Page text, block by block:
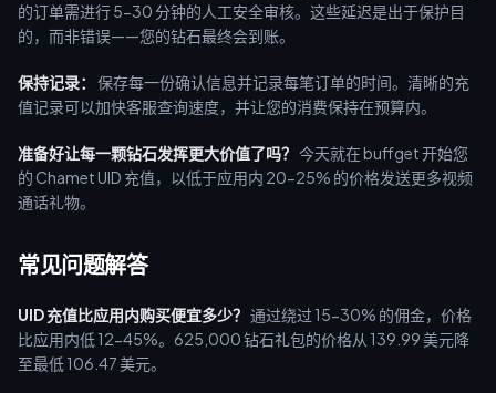
的订单需进行 5-30 分钟的人工安全审核。这些延迟是出于保护目
的，而非错误——您的钻石最终会到账。
保持记录：
保存每一份确认信息并记录每笔订单的时间。清晰的充
值记录可以加快客服查询速度，并让您的消费保持在预算内。
准备好让每一颗钻石发挥更大价值了吗？ 今天就在 buffget 开始您
的 Chamet UID 充值，以低于应用内 20-25% 的价格发送更多视频
通话礼物。
常见问题解答
UID 充值比应用内购买便宜多少？ 通过绕过 15-30% 的佣金，价格
比应用内低 12-45%。625,000 钻石礼包的价格从 139.99 美元降
至最低 106.47 美元。